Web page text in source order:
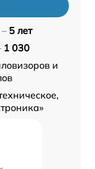
5 лет
1 030
и